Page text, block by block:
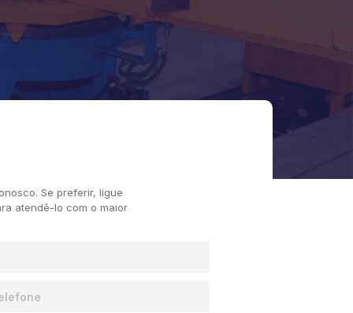
Se preferir, ligue
atendê-lo com o maior